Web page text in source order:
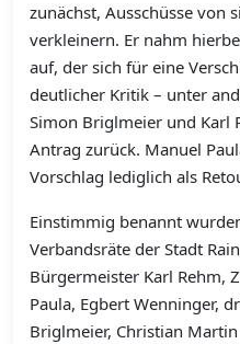
zunächst, Ausschüsse von
verkleinern. Er nahm
auf, der sich für eine
deutlicher Kritik – unter
Simon Briglmeier und Karl
Antrag zurück. Manuel
Vorschlag lediglich als
Einstimmig benannt
Verbandsräte der Stadt
Bürgermeister Karl Rehm,
Paula, Egbert Wenninger,
Briglmeier, Christian